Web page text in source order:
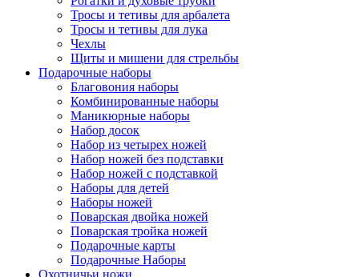
Тросы и тетивы для арбалета
Тросы и тетивы для лука
Чехлы
Щиты и мишени для стрельбы
Подарочные наборы
Благовония наборы
Комбинированные наборы
Маникюрные наборы
Набор досок
Набор из четырех ножей
Набор ножей без подставки
Набор ножей с подставкой
Наборы для детей
Наборы ножей
Поварская двойка ножей
Поварская тройка ножей
Подарочные карты
Подарочные Наборы
Охотничьи ножи